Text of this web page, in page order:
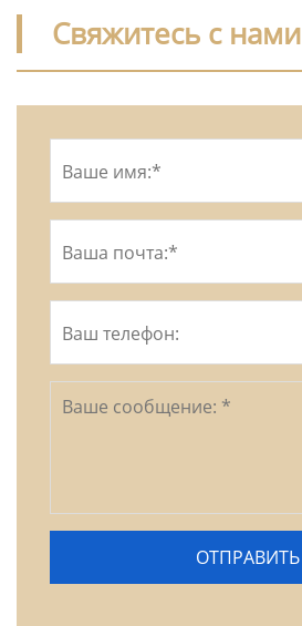
Свяжитесь с нами